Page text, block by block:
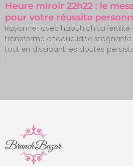
Heure miroir 22h22 : le
pour votre réussite
Rayonner avec habuhiah La fertilité
transforme chaque idée
tout en dissipant les doutes
: